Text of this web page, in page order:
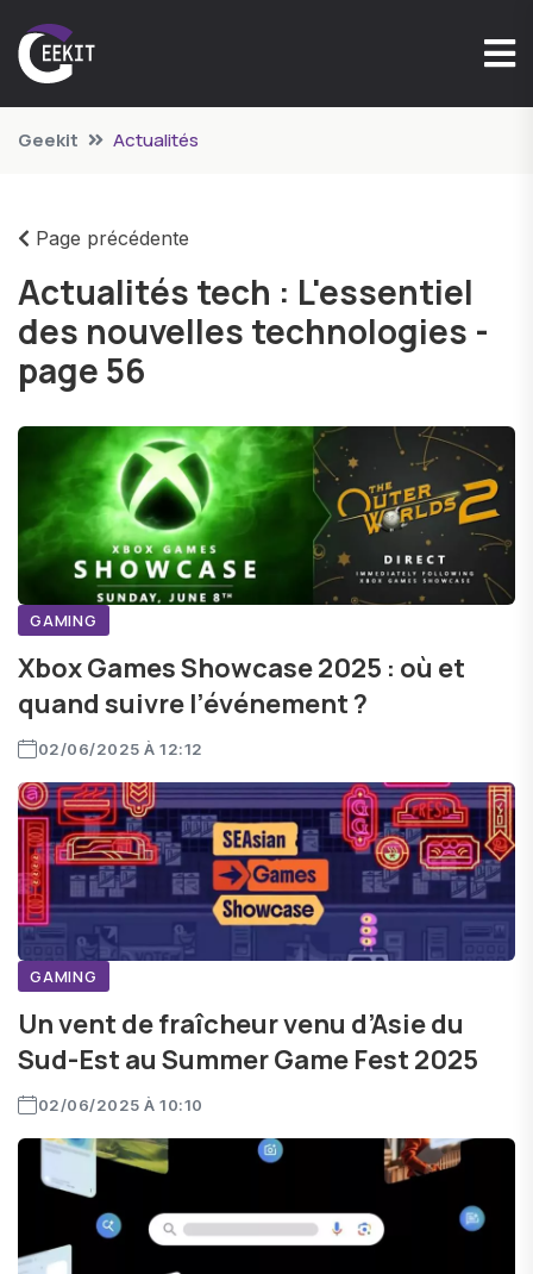
Geekit Actualités
Page précédente
Actualités tech : L'essentiel
des nouvelles technologies -
page 56
GAMING
Xbox Games Showcase 2025 : où et
quand suivre l’événement ?
02/06/2025 À 12:12
GAMING
Un vent de fraîcheur venu d’Asie du
Sud-Est au Summer Game Fest 2025
02/06/2025 À 10:10